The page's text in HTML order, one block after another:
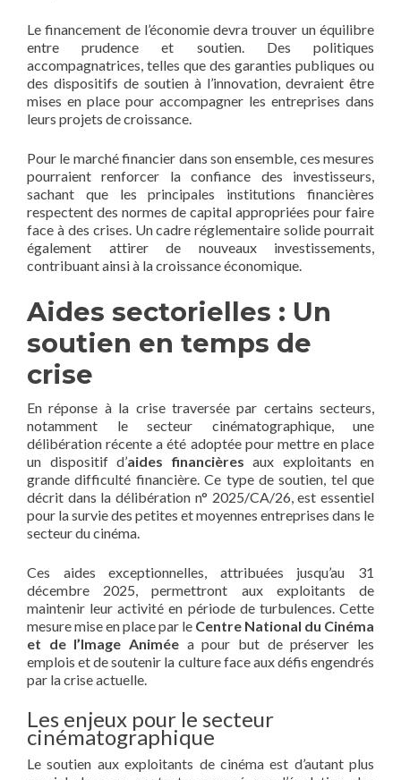
Le financement de l’économie devra trouver un équilibre
entre prudence et soutien. Des politiques
accompagnatrices, telles que des garanties publiques ou
des dispositifs de soutien à l’innovation, devraient être
mises en place pour accompagner les entreprises dans
leurs projets de croissance.
Pour le marché financier dans son ensemble, ces mesures
pourraient renforcer la confiance des investisseurs,
sachant que les principales institutions financières
respectent des normes de capital appropriées pour faire
face à des crises. Un cadre réglementaire solide pourrait
également attirer de nouveaux investissements,
contribuant ainsi à la croissance économique.
Aides sectorielles : Un
soutien en temps de
crise
En réponse à la crise traversée par certains secteurs,
notamment le secteur cinématographique, une
délibération récente a été adoptée pour mettre en place
un dispositif d’aides financières aux exploitants en
grande difficulté financière. Ce type de soutien, tel que
décrit dans la délibération n° 2025/CA/26, est essentiel
pour la survie des petites et moyennes entreprises dans le
secteur du cinéma.
Ces aides exceptionnelles, attribuées jusqu’au 31
décembre 2025, permettront aux exploitants de
maintenir leur activité en période de turbulences. Cette
mesure mise en place par le Centre National du Cinéma
et de l’Image Animée a pour but de préserver les
emplois et de soutenir la culture face aux défis engendrés
par la crise actuelle.
Les enjeux pour le secteur
cinématographique
Le soutien aux exploitants de cinéma est d’autant plus